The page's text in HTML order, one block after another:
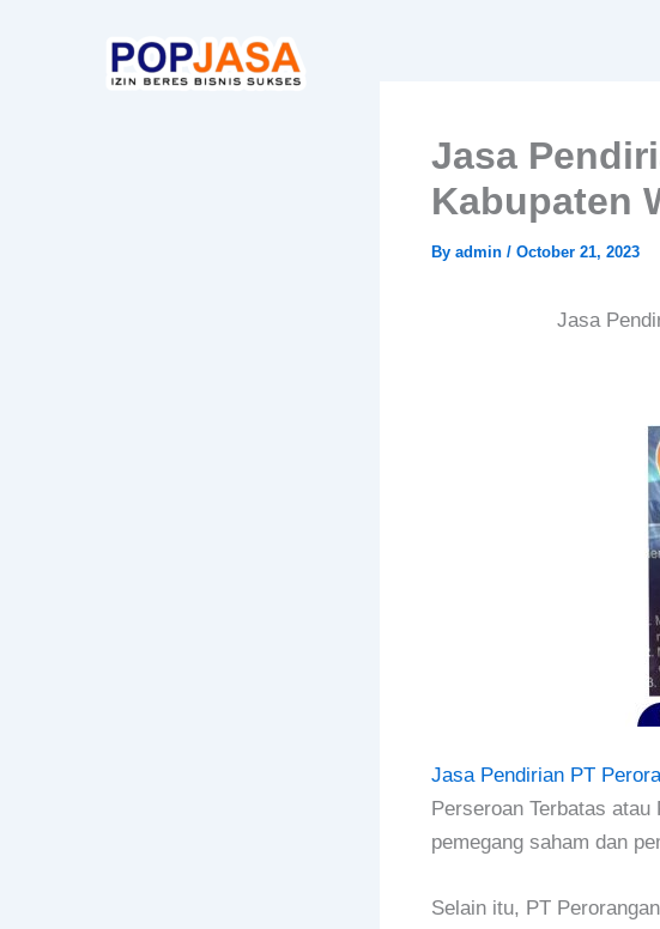
Jasa
Kabupaten
By admin / October 21, 2023
Jasa
Jasa Pendirian PT
Perseroan Terbatas
pemegang saham dan
Selain itu, PT